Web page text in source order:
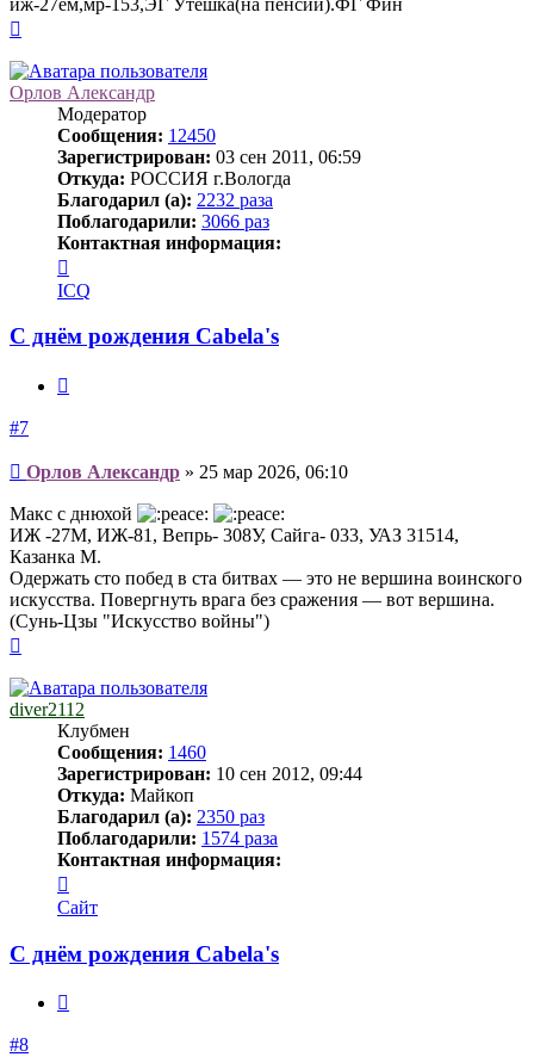
началу
Орлов Александр
Модератор
Сообщения: 12450
Зарегистрирован: 03 сен 2011, 06:59
Откуда: РОССИЯ г.Вологда
Благодарил (а): 2232 раза
Поблагодарили: 3066 раз
Контактная информация:
информация
пользователя
Александр
ICQ
С днём рождения Cabela's
#7
Сообщение
Орлов Александр » 25 мар 2026, 06:10
Макс с днюхой
ИЖ -27М, ИЖ-81, Вепрь- 308У, Сайга- 033, УАЗ 31514,
Казанка М.
Одержать сто побед в ста битвах — это не вершина воинского
искусства. Повергнуть врага без сражения — вот вершина.
(Сунь-Цзы "Искусство войны")
началу
diver2112
Клубмен
Сообщения: 1460
Зарегистрирован: 10 сен 2012, 09:44
Откуда: Майкоп
Благодарил (а): 2350 раз
Поблагодарили: 1574 раза
Контактная информация:
информация
пользователя
Сайт
С днём рождения Cabela's
#8